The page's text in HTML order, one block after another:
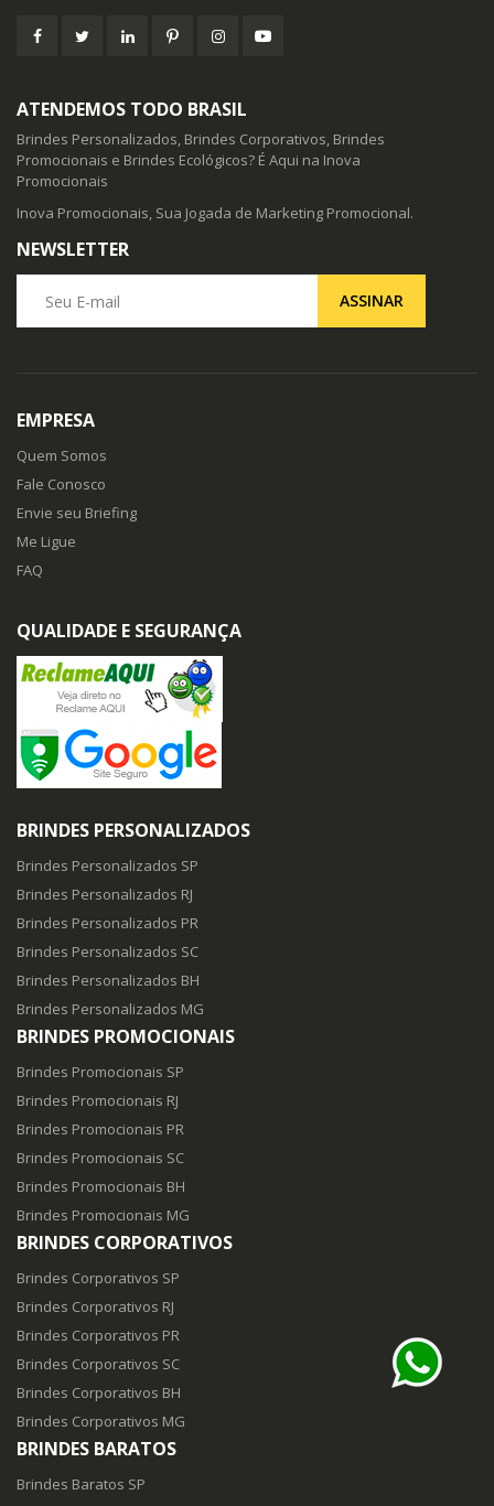
ATENDEMOS TODO BRASIL
Brindes Personalizados, Brindes Corporativos, Brindes
Promocionais e Brindes Ecológicos? É Aqui na Inova
Promocionais
Inova Promocionais, Sua Jogada de Marketing Promocional.
NEWSLETTER
ASSINAR
EMPRESA
Quem Somos
Fale Conosco
Envie seu Briefing
Me Ligue
FAQ
QUALIDADE E SEGURANÇA
BRINDES PERSONALIZADOS
Brindes Personalizados SP
Brindes Personalizados RJ
Brindes Personalizados PR
Brindes Personalizados SC
Brindes Personalizados BH
Brindes Personalizados MG
BRINDES PROMOCIONAIS
Brindes Promocionais SP
Brindes Promocionais RJ
Brindes Promocionais PR
Brindes Promocionais SC
Brindes Promocionais BH
Brindes Promocionais MG
BRINDES CORPORATIVOS
Brindes Corporativos SP
Brindes Corporativos RJ
Brindes Corporativos PR
Brindes Corporativos SC
Brindes Corporativos BH
Brindes Corporativos MG
BRINDES BARATOS
Brindes Baratos SP